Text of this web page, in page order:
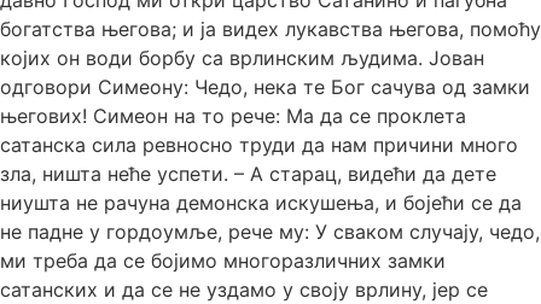
богатства његова; и ја видех лукавства његова, помоћу
којих он води борбу са врлинским људима. Јован
одговори Симеону: Чедо, нека те Бог сачува од замки
његових! Симеон на то рече: Ма да се проклета
сатанска сила ревносно труди да нам причини много
зла, ништа неће успети. – А старац, видећи да дете
ниушта не рачуна демонска искушења, и бојећи се да
не падне у гордоумље, рече му: У сваком случају, чедо,
ми треба да се бојимо многоразличних замки
сатанских и да се не уздамо у своју врлину, јер се